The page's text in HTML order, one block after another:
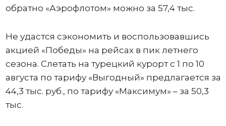
обратно «Аэрофлотом» можно за 57,4 тыс.
Не удастся сэкономить и воспользовавшись
акцией «Победы» на рейсах в пик летнего
сезона. Слетать на турецкий курорт с 1 по 10
августа по тарифу «Выгодный» предлагается за
44,3 тыс. руб., по тарифу «Максимум» – за 50,3
тыс.